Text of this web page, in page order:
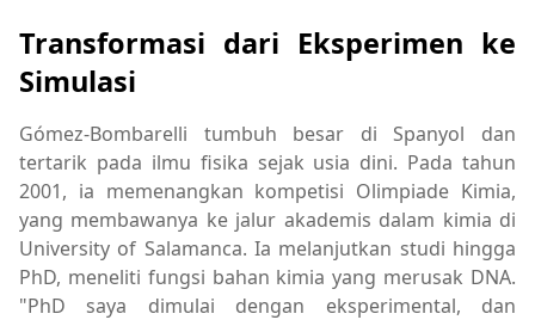
Transformasi dari Eksperimen ke
Simulasi
Gómez-Bombarelli tumbuh besar di Spanyol dan
tertarik pada ilmu fisika sejak usia dini. Pada tahun
2001, ia memenangkan kompetisi Olimpiade Kimia,
yang membawanya ke jalur akademis dalam kimia di
University of Salamanca. Ia melanjutkan studi hingga
PhD, meneliti fungsi bahan kimia yang merusak DNA.
"PhD saya dimulai dengan eksperimental, dan